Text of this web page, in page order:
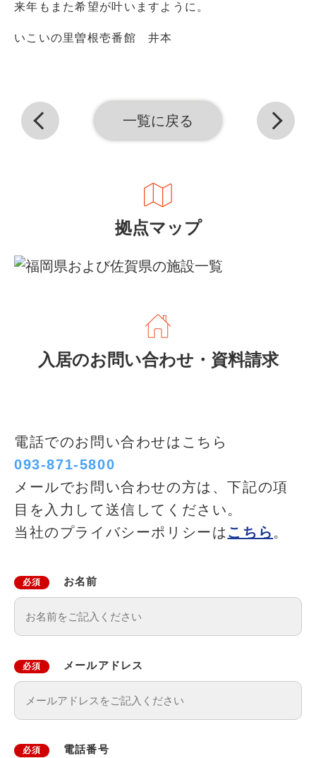
来年もまた希望が叶いますように。
いこいの里曽根壱番館 井本
一覧に戻る
拠点マップ
入居のお問い合わせ・資料請求
電話でのお問い合わせはこちら
093-871-5800
メールでお問い合わせの方は、下記の項
目を入力して送信してください。
当社のプライバシーポリシーは こちら 。
必須 お名前
必須 メールアドレス
必須 電話番号